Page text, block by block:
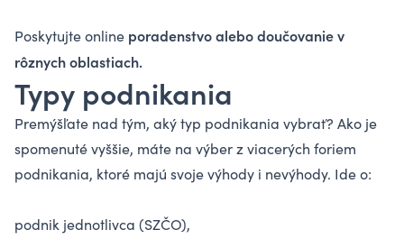
Poskytujte online poradenstvo alebo doučovanie v
rôznych oblastiach.
Typy podnikania
Premýšľate nad tým, aký typ podnikania vybrať? Ako je
spomenuté vyššie, máte na výber z viacerých foriem
podnikania, ktoré majú svoje výhody i nevýhody. Ide o:
podnik jednotlivca (SZČO),